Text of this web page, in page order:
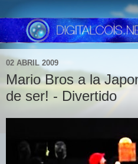
02 ABRIL 2009
Mario Bros a la
de ser! - Divertido